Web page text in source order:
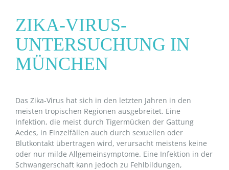
ZIKA-VIRUS-
UNTERSUCHUNG IN
MÜNCHEN
Das Zika-Virus hat sich in den letzten Jahren in den
meisten tropischen Regionen ausgebreitet. Eine
Infektion, die meist durch Tigermücken der Gattung
Aedes, in Einzelfällen auch durch sexuellen oder
Blutkontakt übertragen wird, verursacht meistens keine
oder nur milde Allgemeinsymptome. Eine Infektion in der
Schwangerschaft kann jedoch zu Fehlbildungen,